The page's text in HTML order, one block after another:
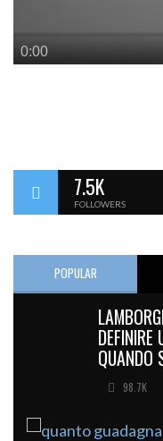
7.5K
FOLLOWERS
POPULAR
QUANDO
98.7K